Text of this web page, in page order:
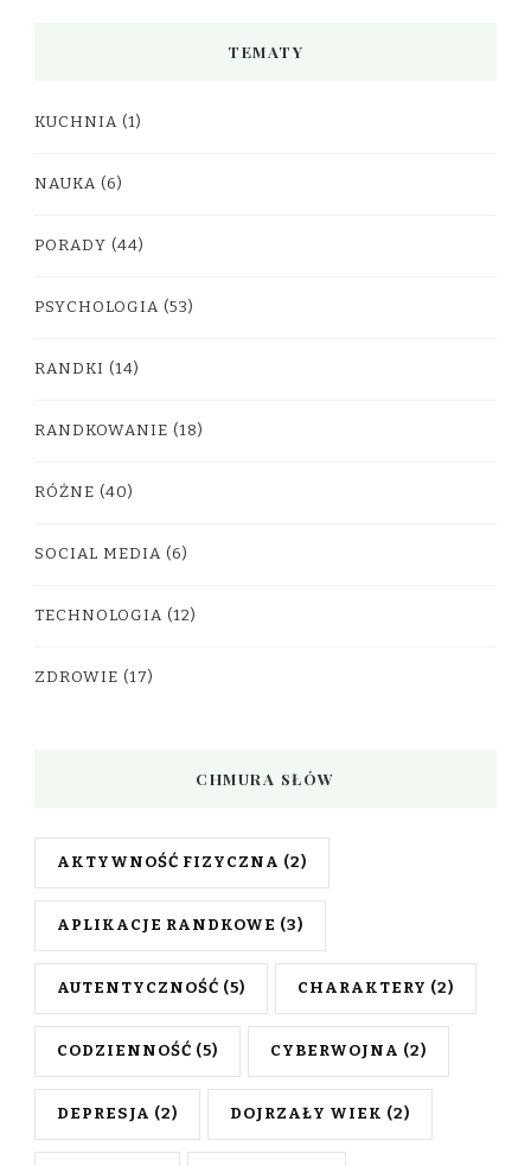
TEMATY
KUCHNIA (1)
NAUKA (6)
PORADY (44)
PSYCHOLOGIA (53)
RANDKI (14)
RANDKOWANIE (18)
RÓŻNE (40)
SOCIAL MEDIA (6)
TECHNOLOGIA (12)
ZDROWIE (17)
CHMURA SŁÓW
AKTYWNOŚĆ FIZYCZNA (2)
APLIKACJE RANDKOWE (3)
AUTENTYCZNOŚĆ (5) CHARAKTERY (2)
CODZIENNOŚĆ (5) CYBERWOJNA (2)
DEPRESJA (2) DOJRZAŁY WIEK (2)